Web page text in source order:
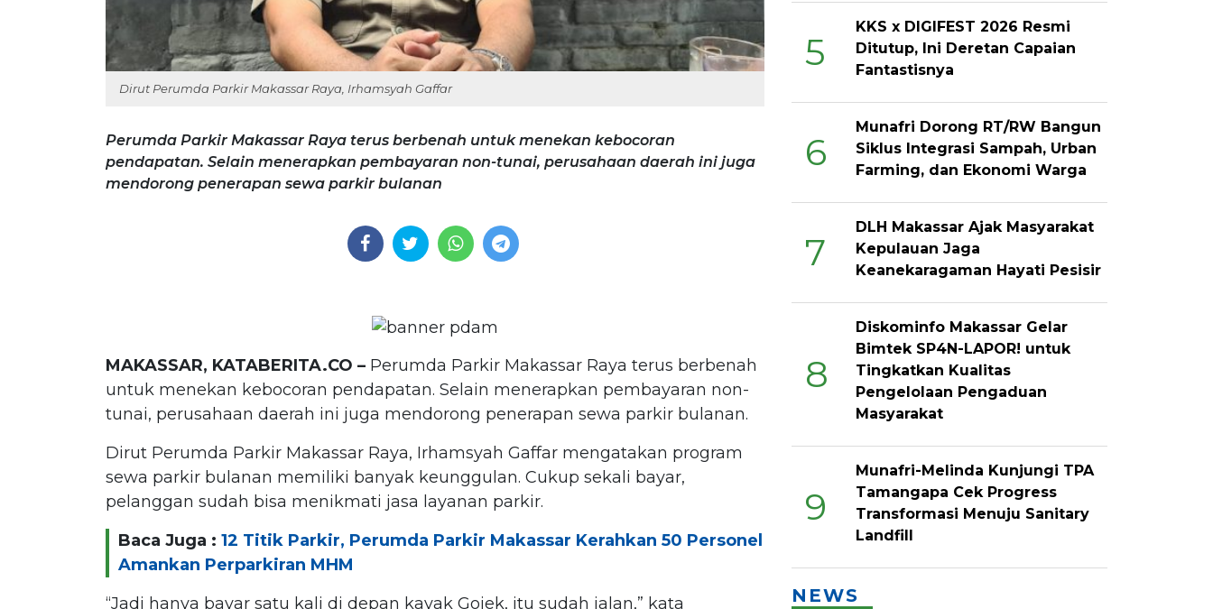
Dirut Perumda Parkir Makassar Raya, Irhamsyah Gaffar
Perumda Parkir Makassar Raya terus berbenah untuk menekan kebocoran
pendapatan. Selain menerapkan pembayaran non-tunai, perusahaan daerah ini juga
mendorong penerapan sewa parkir bulanan
MAKASSAR, KATABERITA.CO – Perumda Parkir Makassar Raya terus berbenah
untuk menekan kebocoran pendapatan. Selain menerapkan pembayaran non-
tunai, perusahaan daerah ini juga mendorong penerapan sewa parkir bulanan.
Dirut Perumda Parkir Makassar Raya, Irhamsyah Gaffar mengatakan program
sewa parkir bulanan memiliki banyak keunggulan. Cukup sekali bayar,
pelanggan sudah bisa menikmati jasa layanan parkir.
Baca Juga : 12 Titik Parkir, Perumda Parkir Makassar Kerahkan 50 Personel
Amankan Perparkiran MHM
“Jadi hanya bayar satu kali di depan kayak Gojek, itu sudah jalan,” kata
5
KKS x DIGIFEST 2026 Resmi
Ditutup, Ini Deretan Capaian
Fantastisnya
6
Munafri Dorong RT/RW Bangun
Siklus Integrasi Sampah, Urban
Farming, dan Ekonomi Warga
7
DLH Makassar Ajak Masyarakat
Kepulauan Jaga
Keanekaragaman Hayati Pesisir
8
Diskominfo Makassar Gelar
Bimtek SP4N-LAPOR! untuk
Tingkatkan Kualitas
Pengelolaan Pengaduan
Masyarakat
9
Munafri-Melinda Kunjungi TPA
Tamangapa Cek Progress
Transformasi Menuju Sanitary
Landfill
NEWS